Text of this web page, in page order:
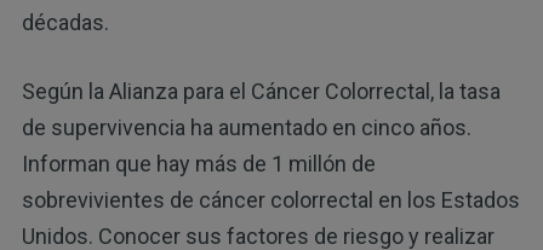
décadas.
Según la Alianza para el Cáncer Colorrectal, la tasa
de supervivencia ha aumentado en cinco años.
Informan que hay más de 1 millón de
sobrevivientes de cáncer colorrectal en los Estados
Unidos. Conocer sus factores de riesgo y realizar